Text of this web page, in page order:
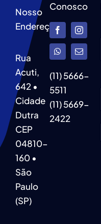
Nosso
Endereço
Rua
Acuti,
642 •
Cidade
Dutra
CEP
04810-
160 •
São
Paulo
(SP)
Conosco
(11) 5666-
5511
(11) 5669-
2422